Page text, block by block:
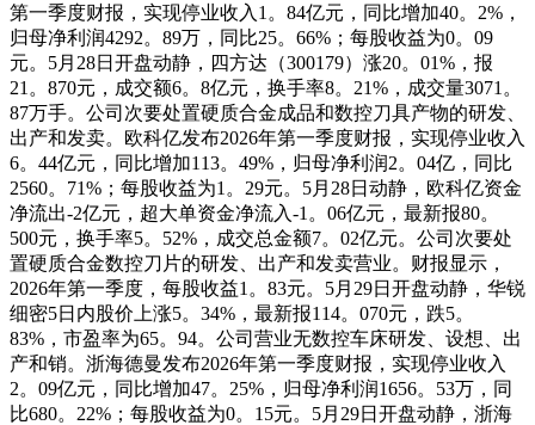
第一季度财报，实现停业收入1。84亿元，同比增加40。2%，
归母净利润4292。89万，同比25。66%；每股收益为0。09
元。5月28日开盘动静，四方达（300179）涨20。01%，报
21。870元，成交额6。8亿元，换手率8。21%，成交量3071。
87万手。公司次要处置硬质合金成品和数控刀具产物的研发、
出产和发卖。欧科亿发布2026年第一季度财报，实现停业收入
6。44亿元，同比增加113。49%，归母净利润2。04亿，同比
2560。71%；每股收益为1。29元。5月28日动静，欧科亿资金
净流出-2亿元，超大单资金净流入-1。06亿元，最新报80。
500元，换手率5。52%，成交总金额7。02亿元。公司次要处
置硬质合金数控刀片的研发、出产和发卖营业。财报显示，
2026年第一季度，每股收益1。83元。5月29日开盘动静，华锐
细密5日内股价上涨5。34%，最新报114。070元，跌5。
83%，市盈率为65。94。公司营业无数控车床研发、设想、出
产和销。浙海德曼发布2026年第一季度财报，实现停业收入
2。09亿元，同比增加47。25%，归母净利润1656。53万，同
比680。22%；每股收益为0。15元。5月29日开盘动静，浙海